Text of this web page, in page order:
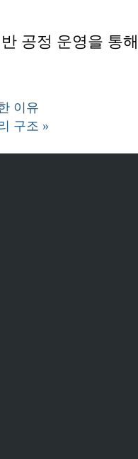
공정 운영을 통
이유
구조 »